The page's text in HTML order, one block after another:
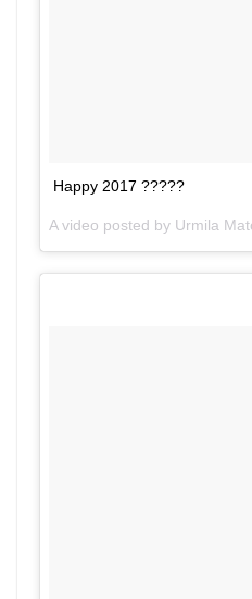
Happy 2017 ?????
A video posted by Urmila